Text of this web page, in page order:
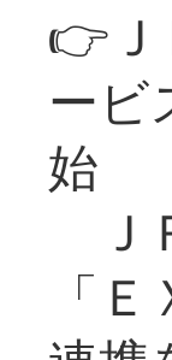
👉Ｊ
ービ
始
Ｊ
「